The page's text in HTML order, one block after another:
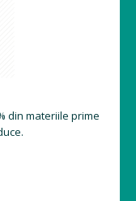
din materiile prime